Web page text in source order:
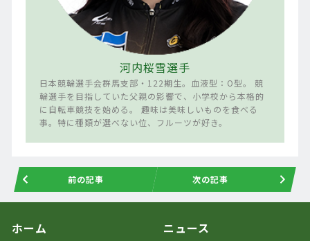
河内桜雪選手
日本競輪選手会群馬支部・122期生。血液型：O型。 競
輪選手を目指していた父親の影響で、小学校から本格的
に自転車競技を始める。 趣味は美味しいものを食べる
事。特に種類が選べない位、フルーツが好き。
前の記事 次の記事
ホーム ニュース